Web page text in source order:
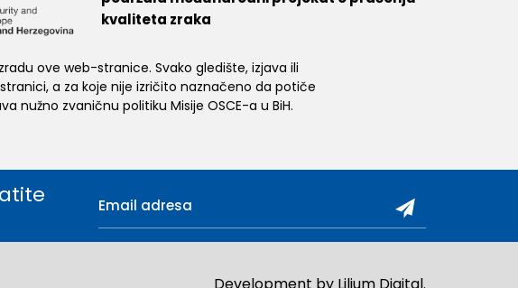
ove web-stranice. Svako gledište, izjava ili
a za koje nije izričito naznačeno da potiče
nužno zvaničnu politiku Misije OSCE-a u BiH.
kvaliteta zraka